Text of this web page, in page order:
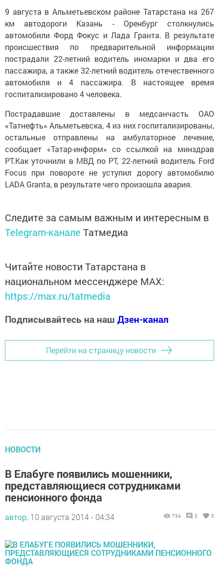
9 августа в Альметьевском районе Татарстана на 267
км автодороги Казань - Оренбург столкнулись
автомобили Форд Фокус и Лада Гранта. В результате
происшествия по предварительной информации
пострадали 22-летний водитель иномарки и два его
пассажира, а также 32-летний водитель отечественного
автомобиля и 4 пассажира. В настоящее время
госпитализировано 4 человека.
Пострадавшие доставлены в медсанчасть ОАО
«Татнефть» Альметьевска, 4 из них госпитализированы,
остальные отправлены на амбулаторное лечение,
сообщает «Татар-информ» со ссылкой на минздрав
РТ.Как уточнили в МВД по РТ, 22-летний водитель Ford
Focus при повороте не уступил дорогу автомобилю
LADA Granta, в результате чего произошла авария.
Следите за самым важным и интересным в
Telegram-канале Татмедиа
Читайте новости Татарстана в
национальном мессенджере MАХ:
https://max.ru/tatmedia
Подписывайтесь на наш Дзен-канал
Перейти на страницу новости
НОВОСТИ
В Елабуге появились мошенники,
представляющиеся сотрудниками
пенсионного фонда
автор, 10 августа 2014 - 04:34 734 0 0